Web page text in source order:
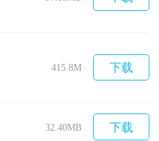
415.8M 下载
32.40MB 下载